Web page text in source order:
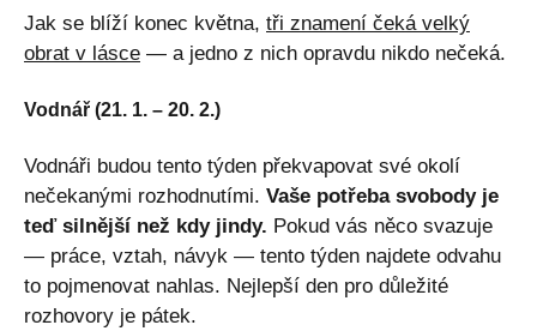
Jak se blíží konec května, tři znamení čeká velký
obrat v lásce — a jedno z nich opravdu nikdo nečeká.
Vodnář (21. 1. – 20. 2.)
Vodnáři budou tento týden překvapovat své okolí
nečekanými rozhodnutími. Vaše potřeba svobody je
teď silnější než kdy jindy. Pokud vás něco svazuje
— práce, vztah, návyk — tento týden najdete odvahu
to pojmenovat nahlas. Nejlepší den pro důležité
rozhovory je pátek.